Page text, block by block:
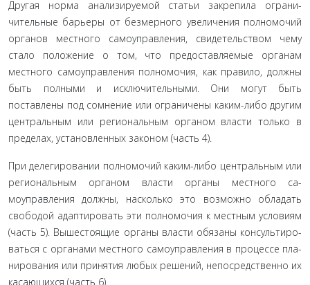
Другая норма анализируемой статьи закрепила ограни­
чительные барьеры от безмерного увеличения полномочий
органов местного самоуправления, свидетельством чему
стало положение о том, что предоставляемые органам
местного са­моуправления полномочия, как правило, должны
быть пол­ными и исключительными. Они могут быть
поставлены под сомнение или ограничены каким-либо другим
центральным или региональным органом власти только в
пределах, установ­ленных законом (часть 4).
При делегировании полномочий каким-либо централь­ным или
региональным органом власти органы местного са­
моуправления должны, насколько это возможно обладать
свободой адаптировать эти полномочия к местным условиям
(часть 5). Вышестоящие органы власти обязаны консультиро­
ваться с органами местного самоуправления в процессе пла­
нирования или принятия любых решений, непосредственно их
касающихся (часть 6).